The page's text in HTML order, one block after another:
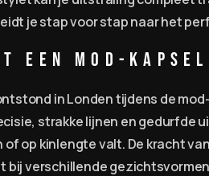
je stap voor stap naar het
een Mod-
in Londen tijdens de
strakke lijnen en gedurfde
of op kinlengte valt. De kracht
bij verschillende